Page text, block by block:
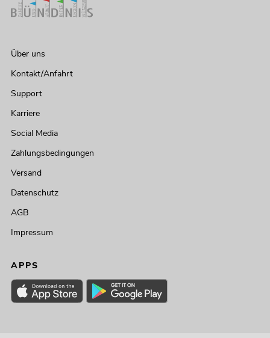
Über uns
Kontakt/Anfahrt
Support
Karriere
Social Media
Zahlungsbedingungen
Versand
Datenschutz
AGB
Impressum
APPS